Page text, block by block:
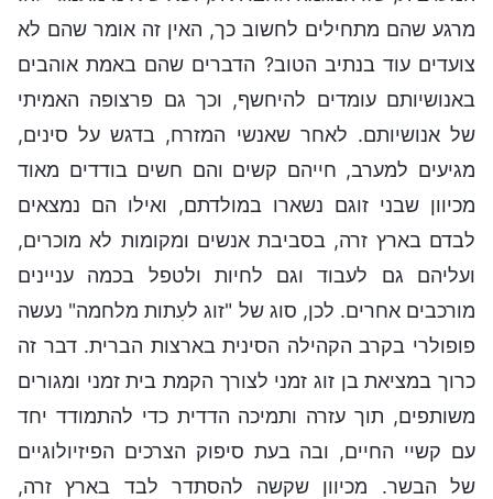
מרגע שהם מתחילים לחשוב כך, האין זה אומר שהם לא
צועדים עוד בנתיב הטוב? הדברים שהם באמת אוהבים
באנושיותם עומדים להיחשף, וכך גם פרצופה האמיתי
של אנושיותם. לאחר שאנשי המזרח, בדגש על סינים,
מגיעים למערב, חייהם קשים והם חשים בודדים מאוד
מכיוון שבני זוגם נשארו במולדתם, ואילו הם נמצאים
לבדם בארץ זרה, בסביבת אנשים ומקומות לא מוכרים,
ועליהם גם לעבוד וגם לחיות ולטפל בכמה עניינים
מורכבים אחרים. לכן, סוג של "זוג לעִתות מלחמה" נעשה
פופולרי בקרב הקהילה הסינית בארצות הברית. דבר זה
כרוך במציאת בן זוג זמני לצורך הקמת בית זמני ומגורים
משותפים, תוך עזרה ותמיכה הדדית כדי להתמודד יחד
עם קשיי החיים, ובה בעת סיפוק הצרכים הפיזיולוגיים
של הבשר. מכיוון שקשה להסתדר לבד בארץ זרה,